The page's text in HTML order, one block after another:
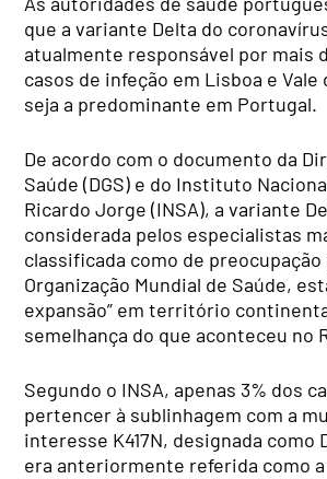
que a variante Delta do
atualmente responsável por mais
casos de infeção em Lisboa e Vale
seja a predominante em Portugal.
De acordo com o documento da
Saúde (DGS) e do Instituto
Ricardo Jorge (INSA), a variante
considerada pelos especialistas
classificada como de preocupação
Organização Mundial de Saúde,
expansão” em território
semelhança do que aconteceu no
Segundo o INSA, apenas 3% dos
pertencer à sublinhagem com a
interesse K417N, designada como
era anteriormente referida como